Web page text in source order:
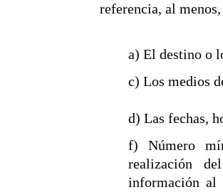
referencia, al
a) El destino o
c) Los medios
d) Las fechas,
f) Número
realización
información al